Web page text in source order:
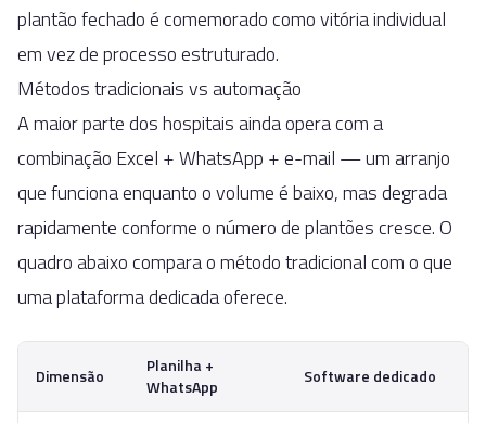
plantão fechado é comemorado como vitória individual
em vez de processo estruturado.
Métodos tradicionais vs automação
A maior parte dos hospitais ainda opera com a
combinação Excel + WhatsApp + e-mail — um arranjo
que funciona enquanto o volume é baixo, mas degrada
rapidamente conforme o número de plantões cresce. O
quadro abaixo compara o método tradicional com o que
uma plataforma dedicada oferece.
Dimensão
Planilha +
WhatsApp
Software dedicado